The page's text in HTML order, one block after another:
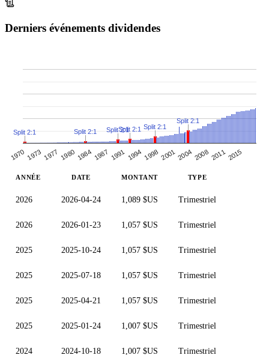
Derniers événements dividendes
1970 1973 1977 1980 1984 1987 1991 1994 199820012004 200820112015
Split 2:1 Split 2:1 Split 2:1Split 2:1 Split 2:1
Split 2:1
ANNÉE DATE MONTANT TYPE
2026 2026-04-24 1,089 $US Trimestriel
2026 2026-01-23 1,057 $US Trimestriel
2025 2025-10-24 1,057 $US Trimestriel
2025 2025-07-18 1,057 $US Trimestriel
2025 2025-04-21 1,057 $US Trimestriel
2025 2025-01-24 1,007 $US Trimestriel
2024 2024-10-18 1,007 $US Trimestriel